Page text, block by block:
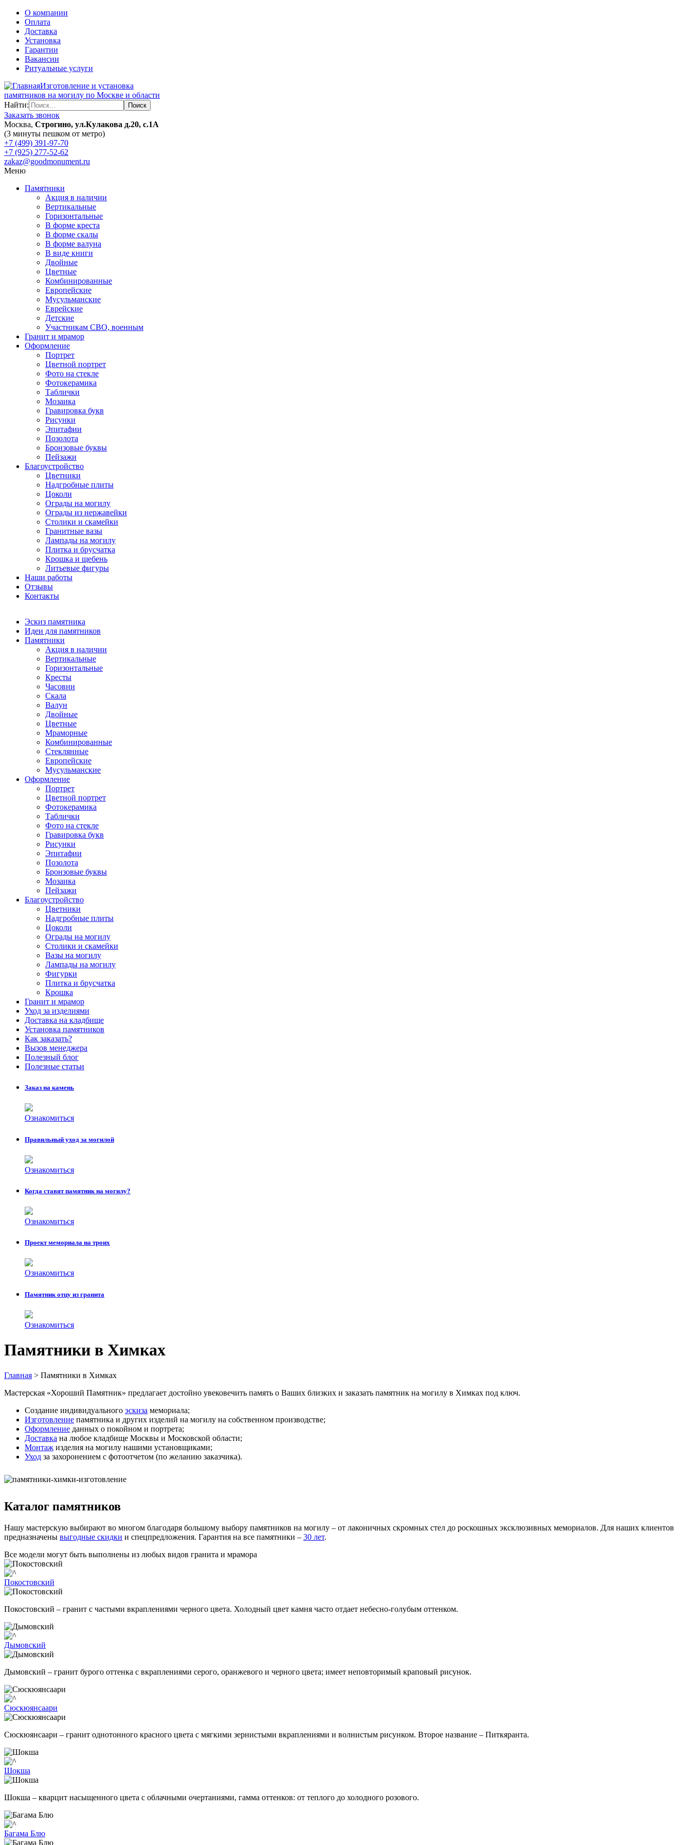
О компании
Оплата
Доставка
Установка
Гарантии
Вакансии
Ритуальные услуги
Изготовление и установка
памятников на могилу по Москве и области
Найти:
Заказать звонок
Москва, Строгино, ул.Кулакова д.20, с.1А
(3 минуты пешком от метро)
+7 (499) 391-97-70
+7 (925) 277-52-62
zakaz@goodmonument.ru
Меню
Памятники
Акция в наличии
Вертикальные
Горизонтальные
В форме креста
В форме скалы
В форме валуна
В виде книги
Двойные
Цветные
Комбинированные
Европейские
Мусульманские
Еврейские
Детские
Участникам СВО, военным
Гранит и мрамор
Оформление
Портрет
Цветной портрет
Фото на стекле
Фотокерамика
Таблички
Мозаика
Гравировка букв
Рисунки
Эпитафии
Позолота
Бронзовые буквы
Пейзажи
Благоустройство
Цветники
Надгробные плиты
Цоколи
Ограды на могилу
Ограды из нержавейки
Столики и скамейки
Гранитные вазы
Лампады на могилу
Плитка и брусчатка
Крошка и щебень
Литьевые фигуры
Наши работы
Отзывы
Контакты
Эскиз памятника
Идеи для памятников
Памятники
Акция в наличии
Вертикальные
Горизонтальные
Кресты
Часовни
Скала
Валун
Двойные
Цветные
Мраморные
Комбинированные
Стеклянные
Европейские
Мусульманские
Оформление
Портрет
Цветной портрет
Фотокерамика
Таблички
Фото на стекле
Гравировка букв
Рисунки
Эпитафии
Позолота
Бронзовые буквы
Мозаика
Пейзажи
Благоустройство
Цветники
Надгробные плиты
Цоколи
Ограды на могилу
Столики и скамейки
Вазы на могилу
Лампады на могилу
Фигурки
Плитка и брусчатка
Крошка
Гранит и мрамор
Уход за изделиями
Доставка на кладбище
Установка памятников
Как заказать?
Вызов менеджера
Полезный блог
Полезные статьи
Заказ на камень
Ознакомиться
Правильный уход за могилой
Ознакомиться
Когда ставят памятник на могилу?
Ознакомиться
Проект мемориала на троих
Ознакомиться
Памятник отцу из гранита
Ознакомиться
Памятники в Химках
Главная > Памятники в Химках
Мастерская «Хороший Памятник» предлагает достойно увековечить память о Ваших близких и заказать памятник на могилу в Химках под ключ.
Создание индивидуального эскиза мемориала;
Изготовление памятника и других изделий на могилу на собственном производстве;
Оформление данных о покойном и портрета;
Доставка на любое кладбище Москвы и Московской области;
Монтаж изделия на могилу нашими установщиками;
Уход за захоронением с фотоотчетом (по желанию заказчика).
Каталог памятников
Нашу мастерскую выбирают во многом благодаря большому выбору памятников на могилу – от лаконичных скромных стел до роскошных эксклюзивных мемориалов. Для наших клиентов
предназначены выгодные скидки и спецпредложения. Гарантия на все памятники – 30 лет.
Все модели могут быть выполнены из любых видов гранита и мрамора
Покостовский
Покостовский – гранит с частыми вкраплениями черного цвета. Холодный цвет камня часто отдает небесно-голубым оттенком.
Дымовский
Дымовский – гранит бурого оттенка с вкраплениями серого, оранжевого и черного цвета; имеет неповторимый краповый рисунок.
Сюскюянсаари
Сюскюянсаари – гранит однотонного красного цвета с мягкими зернистыми вкраплениями и волнистым рисунком. Второе название – Питкяранта.
Шокша
Шокша – кварцит насыщенного цвета с облачными очертаниями, гамма оттенков: от теплого до холодного розового.
Багама Блю